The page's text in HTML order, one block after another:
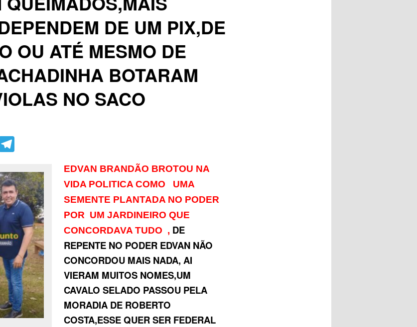
DE UM PIX,DE
OU ATÉ MESMO DE
BOTARAM
NO SACO
Telegram
EDVAN BRANDÃO BROTOU NA
VIDA POLITICA COMO UMA
SEMENTE PLANTADA NO PODER
POR UM JARDINEIRO QUE
CONCORDAVA TUDO , DE
REPENTE NO PODER EDVAN NÃO
CONCORDOU MAIS NADA, AI
VIERAM MUITOS NOMES,UM
CAVALO SELADO PASSOU PELA
MORADIA DE ROBERTO
COSTA,ESSE QUER SER FEDERAL